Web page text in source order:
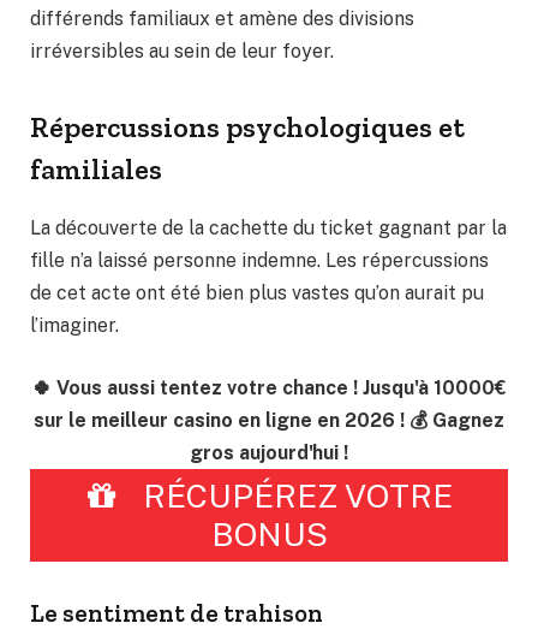
différends familiaux et amène des divisions
irréversibles au sein de leur foyer.
Répercussions psychologiques et
familiales
La découverte de la cachette du ticket gagnant par la
fille n’a laissé personne indemne. Les répercussions
de cet acte ont été bien plus vastes qu’on aurait pu
l’imaginer.
🍀 Vous aussi tentez votre chance ! Jusqu'à 10000€
sur le meilleur casino en ligne en 2026 ! 💰 Gagnez
gros aujourd'hui !
RÉCUPÉREZ VOTRE
BONUS
Le sentiment de trahison